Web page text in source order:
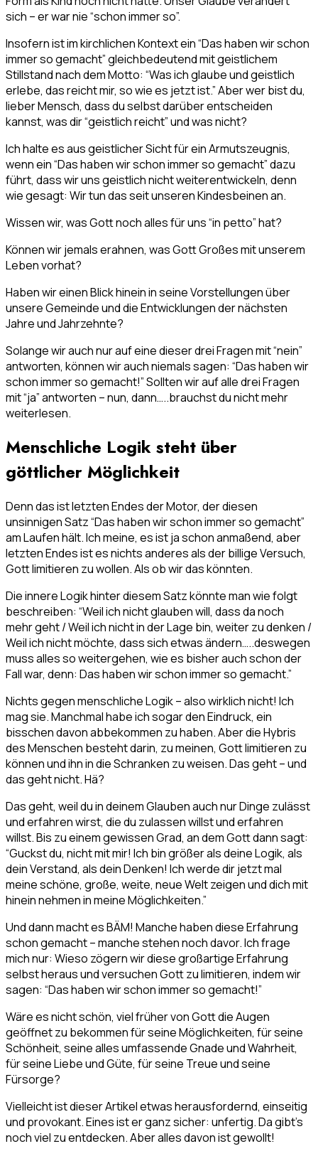
sich – er war nie “schon immer so”.
Insofern ist im kirchlichen Kontext ein “Das haben wir schon
immer so gemacht” gleichbedeutend mit geistlichem
Stillstand nach dem Motto: “Was ich glaube und geistlich
erlebe, das reicht mir, so wie es jetzt ist.” Aber wer bist du,
lieber Mensch, dass du selbst darüber entscheiden
kannst, was dir “geistlich reicht” und was nicht?
Ich halte es aus geistlicher Sicht für ein Armutszeugnis,
wenn ein “Das haben wir schon immer so gemacht” dazu
führt, dass wir uns geistlich nicht weiterentwickeln, denn
wie gesagt: Wir tun das seit unseren Kindesbeinen an.
Wissen wir, was Gott noch alles für uns “in petto” hat?
Können wir jemals erahnen, was Gott Großes mit unserem
Leben vorhat?
Haben wir einen Blick hinein in seine Vorstellungen über
unsere Gemeinde und die Entwicklungen der nächsten
Jahre und Jahrzehnte?
Solange wir auch nur auf eine dieser drei Fragen mit “nein”
antworten, können wir auch niemals sagen: “Das haben wir
schon immer so gemacht!” Sollten wir auf alle drei Fragen
mit “ja” antworten – nun, dann…..brauchst du nicht mehr
weiterlesen.
Menschliche Logik steht über
göttlicher Möglichkeit
Denn das ist letzten Endes der Motor, der diesen
unsinnigen Satz “Das haben wir schon immer so gemacht”
am Laufen hält. Ich meine, es ist ja schon anmaßend, aber
letzten Endes ist es nichts anderes als der billige Versuch,
Gott limitieren zu wollen. Als ob wir das könnten.
Die innere Logik hinter diesem Satz könnte man wie folgt
beschreiben: “Weil ich nicht glauben will, dass da noch
mehr geht / Weil ich nicht in der Lage bin, weiter zu denken /
Weil ich nicht möchte, dass sich etwas ändern…..deswegen
muss alles so weitergehen, wie es bisher auch schon der
Fall war, denn: Das haben wir schon immer so gemacht.”
Nichts gegen menschliche Logik – also wirklich nicht! Ich
mag sie. Manchmal habe ich sogar den Eindruck, ein
bisschen davon abbekommen zu haben. Aber die Hybris
des Menschen besteht darin, zu meinen, Gott limitieren zu
können und ihn in die Schranken zu weisen. Das geht – und
das geht nicht. Hä?
Das geht, weil du in deinem Glauben auch nur Dinge zulässt
und erfahren wirst, die du zulassen willst und erfahren
willst. Bis zu einem gewissen Grad, an dem Gott dann sagt:
“Guckst du, nicht mit mir! Ich bin größer als deine Logik, als
dein Verstand, als dein Denken! Ich werde dir jetzt mal
meine schöne, große, weite, neue Welt zeigen und dich mit
hinein nehmen in meine Möglichkeiten.”
Und dann macht es BÄM! Manche haben diese Erfahrung
schon gemacht – manche stehen noch davor. Ich frage
mich nur: Wieso zögern wir diese großartige Erfahrung
selbst heraus und versuchen Gott zu limitieren, indem wir
sagen: “Das haben wir schon immer so gemacht!”
Wäre es nicht schön, viel früher von Gott die Augen
geöffnet zu bekommen für seine Möglichkeiten, für seine
Schönheit, seine alles umfassende Gnade und Wahrheit,
für seine Liebe und Güte, für seine Treue und seine
Fürsorge?
Vielleicht ist dieser Artikel etwas herausfordernd, einseitig
und provokant. Eines ist er ganz sicher: unfertig. Da gibt’s
noch viel zu entdecken. Aber alles davon ist gewollt!